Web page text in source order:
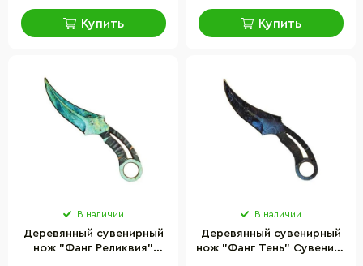
Купить Купить
В наличии
Деревянный сувенирный
нож "Фанг Реликвия"
В наличии
Деревянный сувенирный
нож "Фанг Тень" Сувенир-